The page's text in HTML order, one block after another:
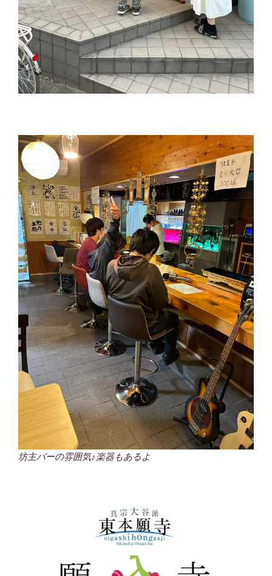
坊主バーの雰囲気♪楽器もあるよ